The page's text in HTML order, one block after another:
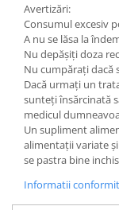
Avertizări:
Consumul excesiv
A nu se lăsa la
Nu depășiți doza
Nu cumpărați dacă
Dacă urmați un
sunteți însărcinată
medicul
Un supliment
alimentații variate
se pastra bine
Informatii